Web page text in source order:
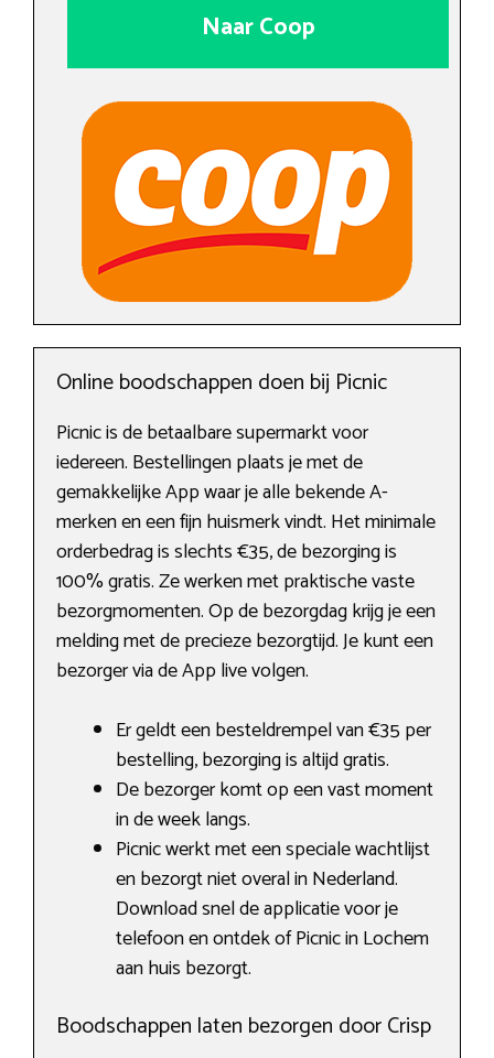
Naar Coop
Online boodschappen doen bij Picnic
Picnic is de betaalbare supermarkt voor
iedereen. Bestellingen plaats je met de
gemakkelijke App waar je alle bekende A-
merken en een fijn huismerk vindt. Het minimale
orderbedrag is slechts €35, de bezorging is
100% gratis. Ze werken met praktische vaste
bezorgmomenten. Op de bezorgdag krijg je een
melding met de precieze bezorgtijd. Je kunt een
bezorger via de App live volgen.
Er geldt een besteldrempel van €35 per
bestelling, bezorging is altijd gratis.
De bezorger komt op een vast moment
in de week langs.
Picnic werkt met een speciale wachtlijst
en bezorgt niet overal in Nederland.
Download snel de applicatie voor je
telefoon en ontdek of Picnic in Lochem
aan huis bezorgt.
Boodschappen laten bezorgen door Crisp